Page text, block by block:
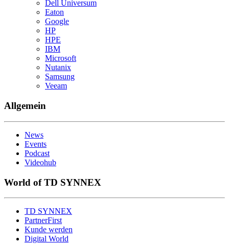
Dell Universum
Eaton
Google
HP
HPE
IBM
Microsoft
Nutanix
Samsung
Veeam
Allgemein
News
Events
Podcast
Videohub
World of TD SYNNEX
TD SYNNEX
PartnerFirst
Kunde werden
Digital World